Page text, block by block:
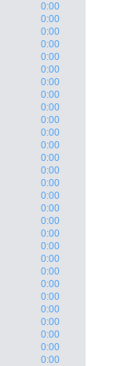
0:00
0:00
0:00
0:00
0:00
0:00
0:00
0:00
0:00
0:00
0:00
0:00
0:00
0:00
0:00
0:00
0:00
0:00
0:00
0:00
0:00
0:00
0:00
0:00
0:00
0:00
0:00
0:00
0:00